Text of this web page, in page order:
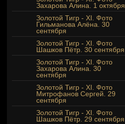
Захарова Алина. 1 октября
Золотой Тигр - XI. Фото
Гильманова Алёна. 30
сентября
Золотой Тигр - XI. Фото
Шашков Пётр. 30 сентября
Золотой Тигр - XI. Фото
Захарова Алина. 30
сентября
Золотой Тигр - XI. Фото
Митрофанов Сергей. 29
сентября
Золотой Тигр - XI. Фото
Шашков Пётр. 29 сентября